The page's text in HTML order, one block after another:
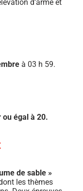
d'arme et
à 03 h 59.
ou égal à 20.
de sable »
les thèmes